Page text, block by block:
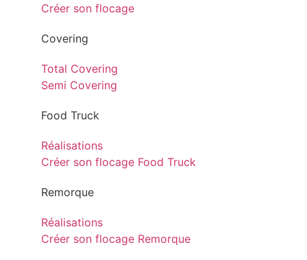
Créer son flocage
Covering
Total Covering
Semi Covering
Food Truck
Réalisations
Créer son flocage Food Truck
Remorque
Réalisations
Créer son flocage Remorque